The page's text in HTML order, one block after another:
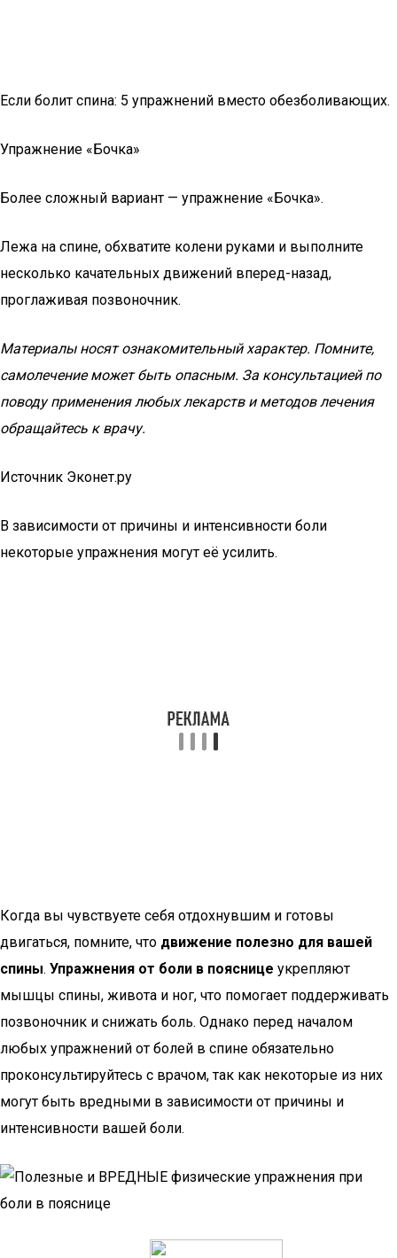
Если болит спина: 5 упражнений вместо обезболивающих.
Упражнение «Бочка»
Более сложный вариант — упражнение «Бочка».
Лежа на спине, обхватите колени руками и выполните
несколько качательных движений вперед-назад,
проглаживая позвоночник.
Материалы носят ознакомительный характер. Помните,
самолечение может быть опасным. За консультацией по
поводу применения любых лекарств и методов лечения
обращайтесь к врачу.
Источник Эконет.ру
В зависимости от причины и интенсивности боли
некоторые упражнения могут её усилить.
Когда вы чувствуете себя отдохнувшим и готовы
двигаться, помните, что движение полезно для вашей
спины. Упражнения от боли в пояснице укрепляют
мышцы спины, живота и ног, что помогает поддерживать
позвоночник и снижать боль. Однако перед началом
любых упражнений от болей в спине обязательно
проконсультируйтесь с врачом, так как некоторые из них
могут быть вредными в зависимости от причины и
интенсивности вашей боли.